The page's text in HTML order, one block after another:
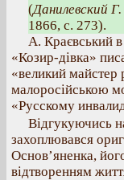
(Данилевский
1866, с. 273).
А. Краєвський в
«Козир-дівка»
«великий майстер
малоросійською
«Русскому
Відгукуючись
захоплювався
Основ’яненка,
відтворенням